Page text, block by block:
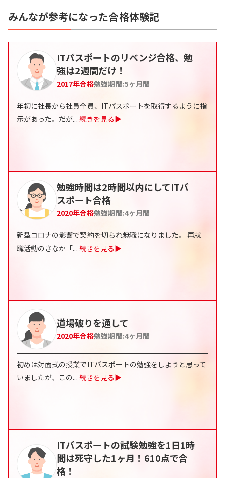
みんなが参考になった合格体験記
ITパスポートのリベンジ合格、勉
強は2週間だけ！
2017年合格勉強期間:5ヶ月間
年初に社長から社員全員、ITパスポートを取得するように指
示があった。だが... 続きを見る▶
勉強時間は2時間以内にしてITパ
スポート合格
2020年合格勉強期間:4ヶ月間
新型コロナの影響で契約を切られ無職になりました。 再就
職活動のさなか「... 続きを見る▶
道場破りを通して
2020年合格勉強期間:4ヶ月間
初めは対面式の授業でITパスポートの勉強をしようと思って
いましたが、この... 続きを見る▶
ITパスポートの試験勉強を1日1時
間は死守した1ヶ月！610点で合
格！